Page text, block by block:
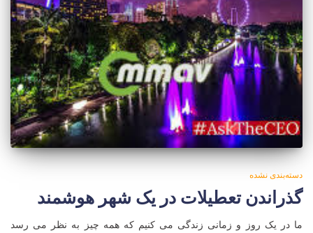
دسته‌بندی نشده
گذراندن تعطیلات در یک شهر هوشمند
ما در یک روز و زمانی زندگی می کنیم که همه چیز به نظر می رسد